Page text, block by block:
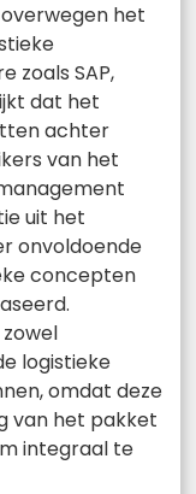
het
zoals SAP,
dat het
achter
van het
uit het
onvoldoende
concepten
logistieke
omdat deze
van het pakket
integraal te